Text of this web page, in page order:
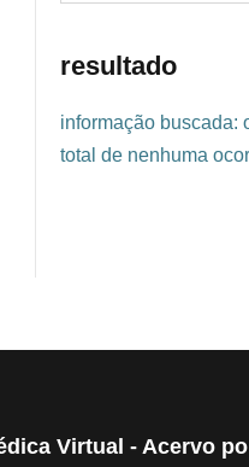
resultado
informação buscada:
total de nenhuma
Virtual - Acervo